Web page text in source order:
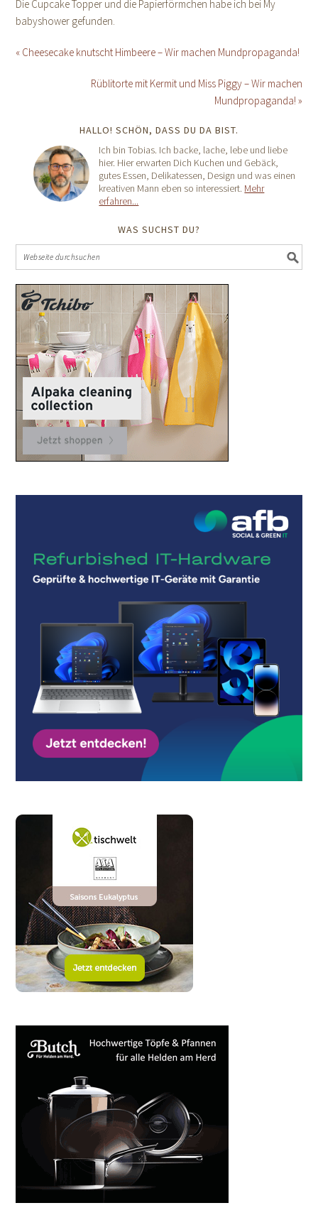
Die Cupcake Topper und die Papierförmchen habe ich bei My
babyshower gefunden.
« Cheesecake knutscht Himbeere – Wir machen Mundpropaganda!
Rüblitorte mit Kermit und Miss Piggy – Wir machen
Mundpropaganda! »
HALLO! SCHÖN, DASS DU DA BIST.
Ich bin Tobias. Ich backe, lache, lebe und liebe
hier. Hier erwarten Dich Kuchen und Gebäck,
gutes Essen, Delikatessen, Design und was einen
kreativen Mann eben so interessiert. Mehr
erfahren...
WAS SUCHST DU?